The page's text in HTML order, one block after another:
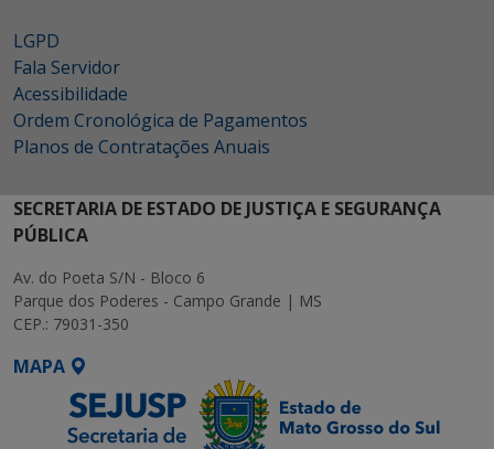
LGPD
Fala Servidor
Acessibilidade
Ordem Cronológica de Pagamentos
Planos de Contratações Anuais
SECRETARIA DE ESTADO DE JUSTIÇA E SEGURANÇA
PÚBLICA
Av. do Poeta S/N - Bloco 6
Parque dos Poderes - Campo Grande | MS
CEP.: 79031-350
MAPA